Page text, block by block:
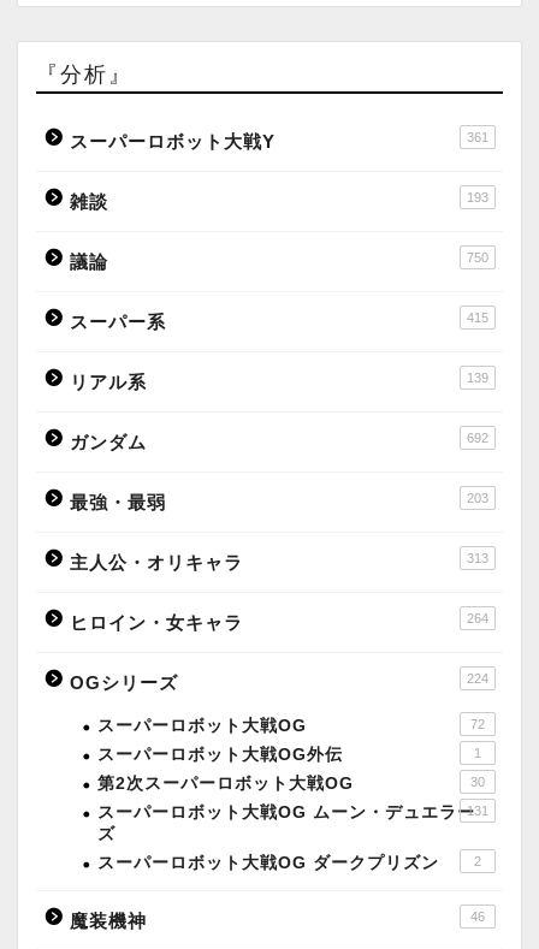
『分析』
スーパーロボット大戦Y 361
雑談 193
議論 750
スーパー系 415
リアル系 139
ガンダム 692
最強・最弱 203
主人公・オリキャラ 313
ヒロイン・女キャラ 264
OGシリーズ 224
スーパーロボット大戦OG 72
スーパーロボット大戦OG外伝 1
第2次スーパーロボット大戦OG 30
スーパーロボット大戦OG ムーン・デュエラー
ズ
131
スーパーロボット大戦OG ダークプリズン 2
魔装機神 46